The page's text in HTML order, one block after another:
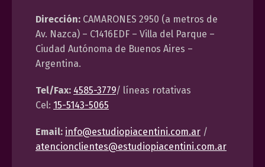
Dirección: CAMARONES 2950 (a metros de
Av. Nazca) – C1416EDF – Villa del Parque –
Ciudad Autónoma de Buenos Aires –
Argentina.
Tel/Fax: 4585-3779/ líneas rotativas
Cel: 15-5143-5065
Email: info@estudiopiacentini.com.ar /
atencionclientes@estudiopiacentini.com.ar